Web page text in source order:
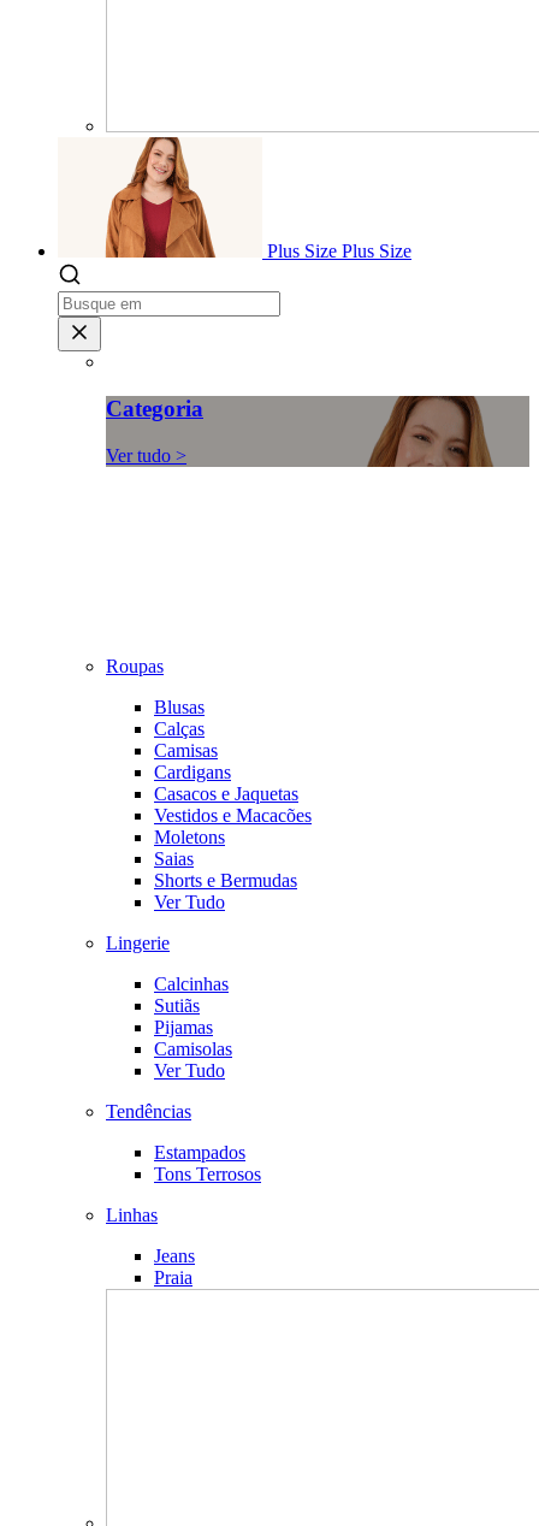
Plus Size Plus Size
Categoria
Ver tudo >
Roupas
Blusas
Calças
Camisas
Cardigans
Casacos e Jaquetas
Vestidos e Macacões
Moletons
Saias
Shorts e Bermudas
Ver Tudo
Lingerie
Calcinhas
Sutiãs
Pijamas
Camisolas
Ver Tudo
Tendências
Estampados
Tons Terrosos
Linhas
Jeans
Praia